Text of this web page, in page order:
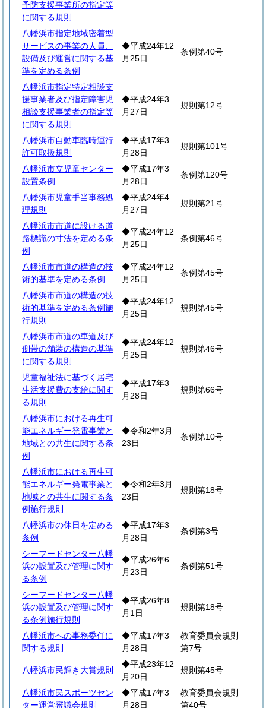
予防支援事業所の指定等
に関する規則
八幡浜市指定地域密着型
サービスの事業の人員、
設備及び運営に関する基
準を定める条例
◆平成24年12
月25日
条例第40号
八幡浜市指定特定相談支
援事業者及び指定障害児
相談支援事業者の指定等
に関する規則
◆平成24年3
月27日
規則第12号
八幡浜市自動車臨時運行
許可取扱規則
◆平成17年3
月28日
規則第101号
八幡浜市立児童センター
設置条例
◆平成17年3
月28日
条例第120号
八幡浜市児童手当事務処
理規則
◆平成24年4
月27日
規則第21号
八幡浜市市道に設ける道
路標識の寸法を定める条
例
◆平成24年12
月25日
条例第46号
八幡浜市市道の構造の技
術的基準を定める条例
◆平成24年12
月25日
条例第45号
八幡浜市市道の構造の技
術的基準を定める条例施
行規則
◆平成24年12
月25日
規則第45号
八幡浜市市道の車道及び
側帯の舗装の構造の基準
に関する規則
◆平成24年12
月25日
規則第46号
児童福祉法に基づく居宅
生活支援費の支給に関す
る規則
◆平成17年3
月28日
規則第66号
八幡浜市における再生可
能エネルギー発電事業と
地域との共生に関する条
例
◆令和2年3月
23日
条例第10号
八幡浜市における再生可
能エネルギー発電事業と
地域との共生に関する条
例施行規則
◆令和2年3月
23日
規則第18号
八幡浜市の休日を定める
条例
◆平成17年3
月28日
条例第3号
シーフードセンター八幡
浜の設置及び管理に関す
る条例
◆平成26年6
月23日
条例第51号
シーフードセンター八幡
浜の設置及び管理に関す
る条例施行規則
◆平成26年8
月1日
規則第18号
八幡浜市への事務委任に
関する規則
◆平成17年3
月28日
教育委員会規則
第7号
八幡浜市民輝き大賞規則
◆平成23年12
月20日
規則第45号
八幡浜市民スポーツセン
ター運営審議会規則
◆平成17年3
月28日
教育委員会規則
第40号